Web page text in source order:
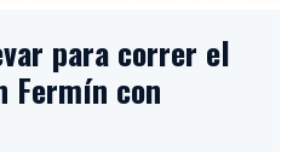
para correr el
Fermín con